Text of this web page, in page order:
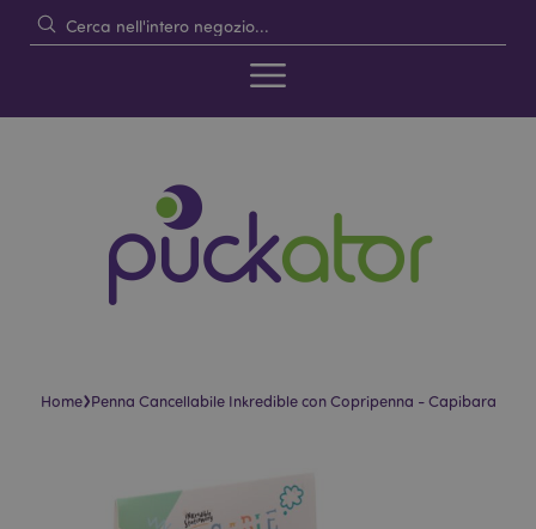
Home›Penna Cancellabile Inkredible con Copripenna - Capibara